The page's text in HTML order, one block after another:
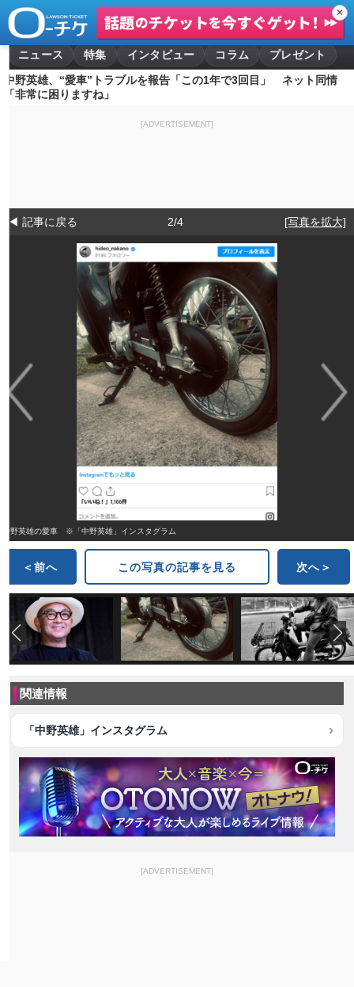
✕
ニュース 特集 インタビュー コラム
プレゼント
中野英雄、“愛車”トラブルを報告「この1年で3回目」 ネット同情
「非常に困りますね」
[ADVERTISEMENT]
◀ 記事に戻る 2/4 [写真を拡大]
中野英雄の愛車 ※「中野英雄」インスタグラム
＜前へ この写真の記事を見る 次へ＞
関連情報
「中野英雄」インスタグラム
[ADVERTISEMENT]